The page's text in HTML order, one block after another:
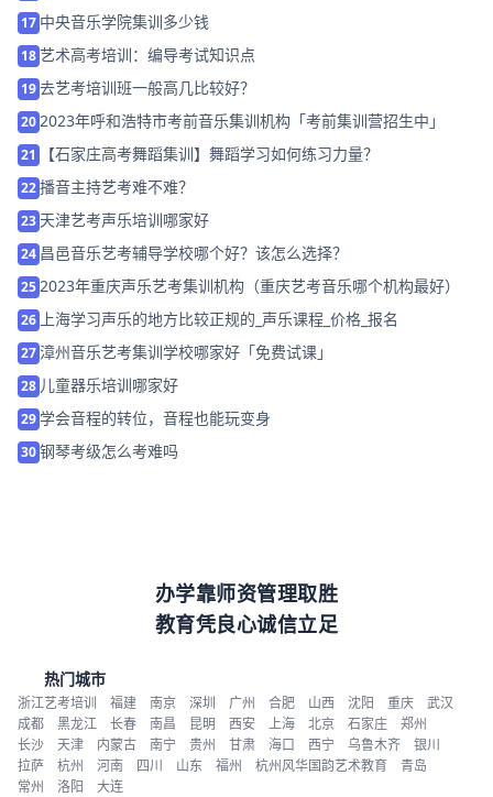
17 中央音乐学院集训多少钱
18艺术高考培训：编导考试知识点
19去艺考培训班一般高几比较好？
20 2023年呼和浩特市考前音乐集训机构「考前集训营招生中」
21 【石家庄高考舞蹈集训】舞蹈学习如何练习力量？
22播音主持艺考难不难？
23 天津艺考声乐培训哪家好
24 昌邑音乐艺考辅导学校哪个好？该怎么选择？
25 2023年重庆声乐艺考集训机构（重庆艺考音乐哪个机构最好）
26 上海学习声乐的地方比较正规的_声乐课程_价格_报名
27 漳州音乐艺考集训学校哪家好「免费试课」
28 儿童器乐培训哪家好
29学会音程的转位，音程也能玩变身
30钢琴考级怎么考难吗
办学靠师资管理取胜
教育凭良心诚信立足
热门城市
浙江艺考培训 福建 南京 深圳 广州 合肥 山西 沈阳 重庆
武汉
成都
黑龙江 长春 南昌 昆明 西安 上海 北京 石家庄
郑州
长沙
天津 内蒙古 南宁 贵州 甘肃 海口 西宁 乌鲁木齐
银川
拉萨
杭州 河南 四川 山东 福州 杭州风华国韵艺术教育
青岛
常州
洛阳 大连